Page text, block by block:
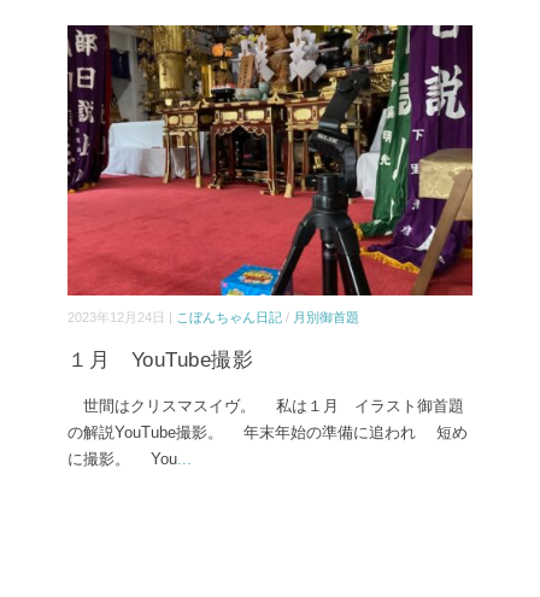
2023年12月24日 | こぼんちゃん日記 / 月別御首題
１月 YouTube撮影
世間はクリスマスイヴ。 私は１月 イラスト御首題
の解説YouTube撮影。 年末年始の準備に追われ 短め
に撮影。 You...